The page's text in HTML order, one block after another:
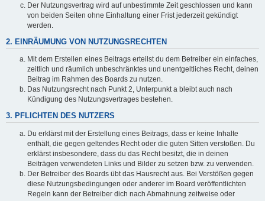
Der Nutzungsvertrag wird auf unbestimmte Zeit geschlossen und kann
von beiden Seiten ohne Einhaltung einer Frist jederzeit gekündigt
werden.
2. EINRÄUMUNG VON NUTZUNGSRECHTEN
Mit dem Erstellen eines Beitrags erteilst du dem Betreiber ein einfaches,
zeitlich und räumlich unbeschränktes und unentgeltliches Recht, deinen
Beitrag im Rahmen des Boards zu nutzen.
Das Nutzungsrecht nach Punkt 2, Unterpunkt a bleibt auch nach
Kündigung des Nutzungsvertrages bestehen.
3. PFLICHTEN DES NUTZERS
Du erklärst mit der Erstellung eines Beitrags, dass er keine Inhalte
enthält, die gegen geltendes Recht oder die guten Sitten verstoßen. Du
erklärst insbesondere, dass du das Recht besitzt, die in deinen
Beiträgen verwendeten Links und Bilder zu setzen bzw. zu verwenden.
Der Betreiber des Boards übt das Hausrecht aus. Bei Verstößen gegen
diese Nutzungsbedingungen oder anderer im Board veröffentlichten
Regeln kann der Betreiber dich nach Abmahnung zeitweise oder